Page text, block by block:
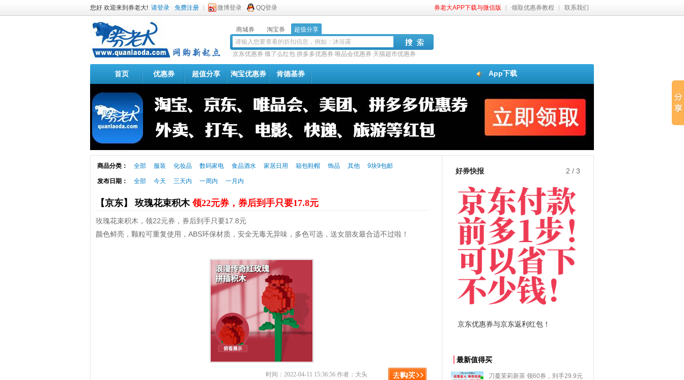
您好 欢迎来到券老大! 请登录 免费注册 微博登录 QQ登录 券老大APP下载与微信版 领取优惠券教程 联系我们
商城券 淘宝券 超值分享
京东优惠券 饿了么红包 拼多多优惠券 唯品会优惠券 天猫超市优惠券
App下载
首页 优惠券 超值分享 淘宝优惠券 肯德基券
商品分类： 全部 服装 化妆品 数码家电 食品酒水 家居日用 箱包鞋帽 饰品 其他 9块9包邮
发布日期： 全部 今天 三天内 一周内 一月内
【京东】 玫瑰花束积木领22元券，券后到手只要17.8元
玫瑰花束积木，领22元券，券后到手只要17.8元
颜色鲜亮，颗粒可重复使用，ABS环保材质，安全无毒无异味，多色可选，送女朋友最合适不过啦！
时间：2022-04-11 15:36:56 作者：大头
好券快报 3 / 3
淘宝优惠券+淘宝返利 京东优惠券与京东返利红包！ 拼多多优惠券+拼多多返利
最新值得买
刀蔓茉莉新茶 领60券，到手29.9元